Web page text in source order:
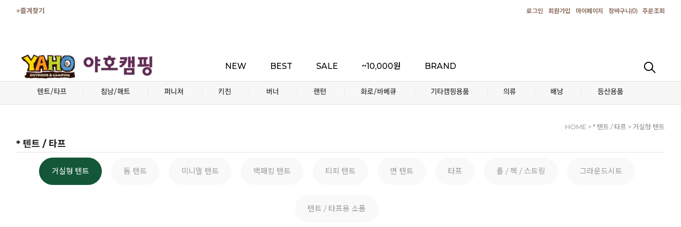
+즐겨찾기 로그인 회원가입 마이페이지 장바구니(0) 주문조회
NEW BEST SALE ~10,000원 BRAND
HOME > * 텐트 / 타프 > 거실형 텐트
* 텐트 / 타프
거실형 텐트 돔 텐트 미니멀 텐트 백패킹 텐트 티피 텐트 면 텐트 타프 폴 / 펙 / 스트링 그라운드시트
텐트 / 타프용 소품